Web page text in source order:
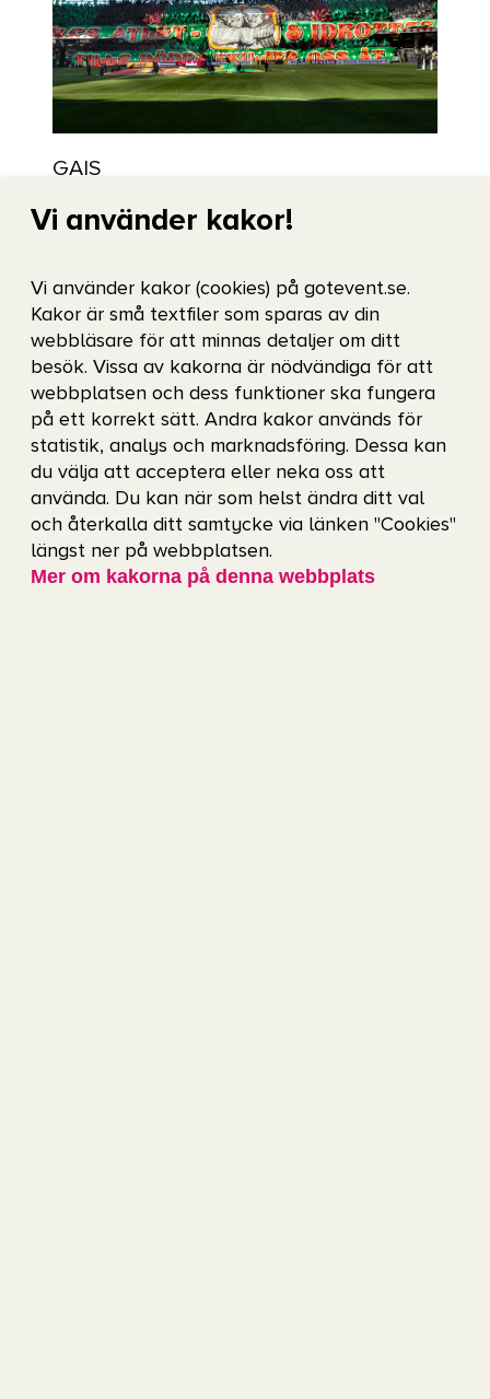
GAIS
Efter en imponerande prestation under
grönsvarta laget ska åstadkomma denna
säsong. Vi välkomnar dig tillbaka till Gamla
Ullevi för att uppleva svensk elitfotboll
live!
Läs mer
Vi använder kakor!
Vi använder kakor (cookies) på gotevent.se.
Kakor är små textfiler som sparas av din
webbläsare för att minnas detaljer om ditt
besök. Vissa av kakorna är nödvändiga för att
webbplatsen och dess funktioner ska fungera
på ett korrekt sätt. Andra kakor används för
statistik, analys och marknadsföring. Dessa kan
du välja att acceptera eller neka oss att
använda. Du kan när som helst ändra ditt val
och återkalla ditt samtycke via länken "Cookies"
längst ner på webbplatsen.
Mer om kakorna på denna webbplats